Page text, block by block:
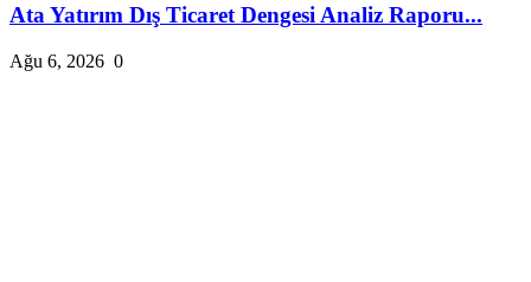
Ata Yatırım Dış Ticaret Dengesi Analiz Raporu...
Ağu 6, 2026 0